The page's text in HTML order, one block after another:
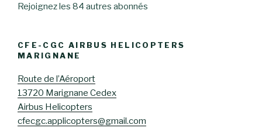
Rejoignez les 84 autres abonnés
CFE-CGC AIRBUS HELICOPTERS
MARIGNANE
Route de l’Aéroport
13720 Marignane Cedex
Airbus Helicopters
cfecgc.applicopters@gmail.com